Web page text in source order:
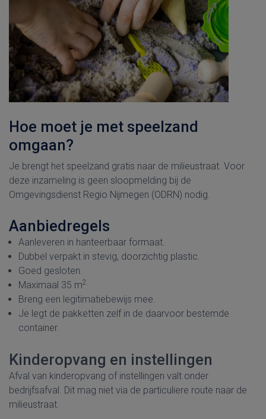
Hoe moet je met speelzand
omgaan?
Je brengt het speelzand gratis naar de milieustraat. Voor
deze inzameling is geen sloopmelding bij de
Omgevingsdienst Regio Nijmegen (ODRN) nodig.
Aanbiedregels
Aanleveren in hanteerbaar formaat.
Dubbel verpakt in stevig, doorzichtig plastic.
Goed gesloten.
Maximaal 35 m2.
Breng een legitimatiebewijs mee.
Je legt de pakketten zelf in de daarvoor bestemde
container.
Kinderopvang en instellingen
Afval van kinderopvang of instellingen valt onder
bedrijfsafval. Dit mag niet via de particuliere route naar de
milieustraat.